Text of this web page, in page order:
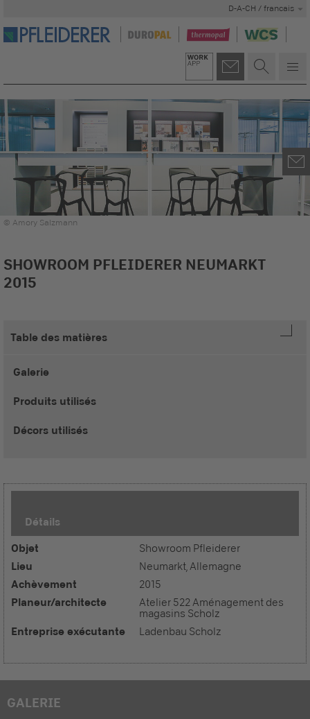
D-A-CH / francais
© Amory Salzmann
SHOWROOM PFLEIDERER NEUMARKT
2015
Table des matières
Galerie
Produits utilisés
Décors utilisés
Détails
Objet Showroom Pfleiderer
Lieu Neumarkt, Allemagne
Achèvement 2015
Planeur/architecte
Atelier 522 Aménagement des
magasins Scholz
Entreprise exécutante Ladenbau Scholz
GALERIE